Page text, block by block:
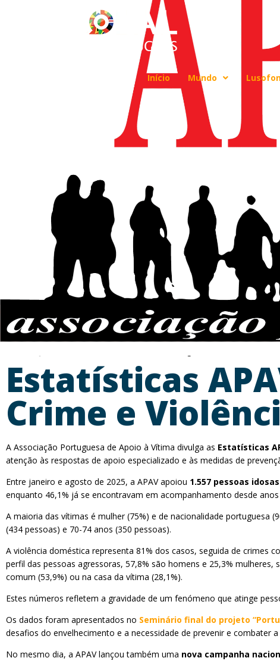
Início Mundo
Estatísticas
Crime e
A Associação Portuguesa de Apoio à Vítima divulga as Estatísticas
atenção às respostas de apoio especializado e às medidas de
Entre janeiro e agosto de 2025, a APAV apoiou 1.557 pessoas
enquanto 46,1% já se encontravam em acompanhamento desde
A maioria das vítimas é mulher (75%) e de nacionalidade portuguesa
(434 pessoas) e 70-74 anos (350 pessoas).
A violência doméstica representa 81% dos casos, seguida de crimes
perfil das pessoas agressoras, 57,8% são homens e 25,3%
comum (53,9%) ou na casa da vítima (28,1%).
Estes números refletem a gravidade de um fenómeno que atinge
Os dados foram apresentados no Seminário final do projeto
desafios do envelhecimento e a necessidade de prevenir e combater
No mesmo dia, a APAV lançou também uma nova campanha